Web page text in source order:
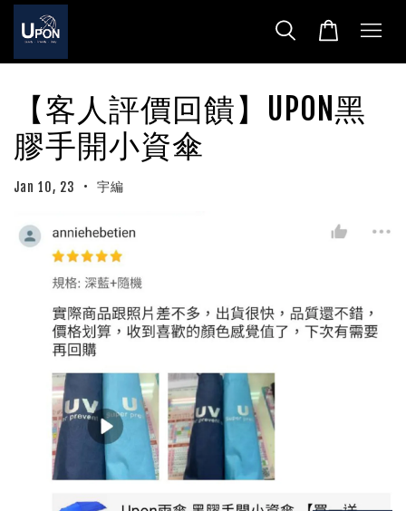
【客人評價回饋】UPON黑
膠手開小資傘
Jan 10, 23 • 宇編